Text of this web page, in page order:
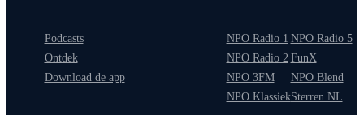
Podcasts
Ontdek
Download de app
NPO Radio 1
NPO Radio 2
NPO 3FM
NPO Klassiek
NPO Radio 5
FunX
NPO Blend
Sterren NL